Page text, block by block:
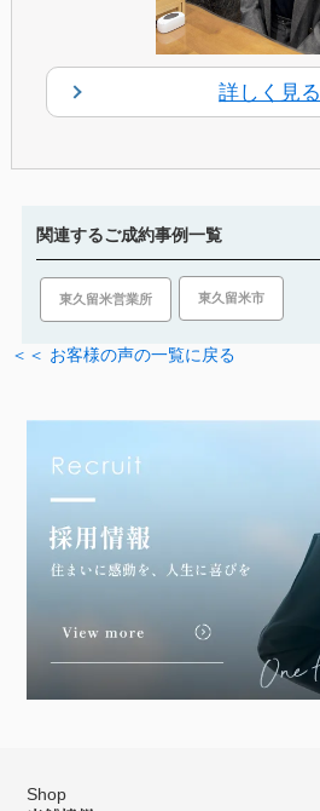
詳しく見る
関連するご成約事例一覧
東久留米営業所 東久留米市
＜＜ お客様の声の一覧に戻る
Shop